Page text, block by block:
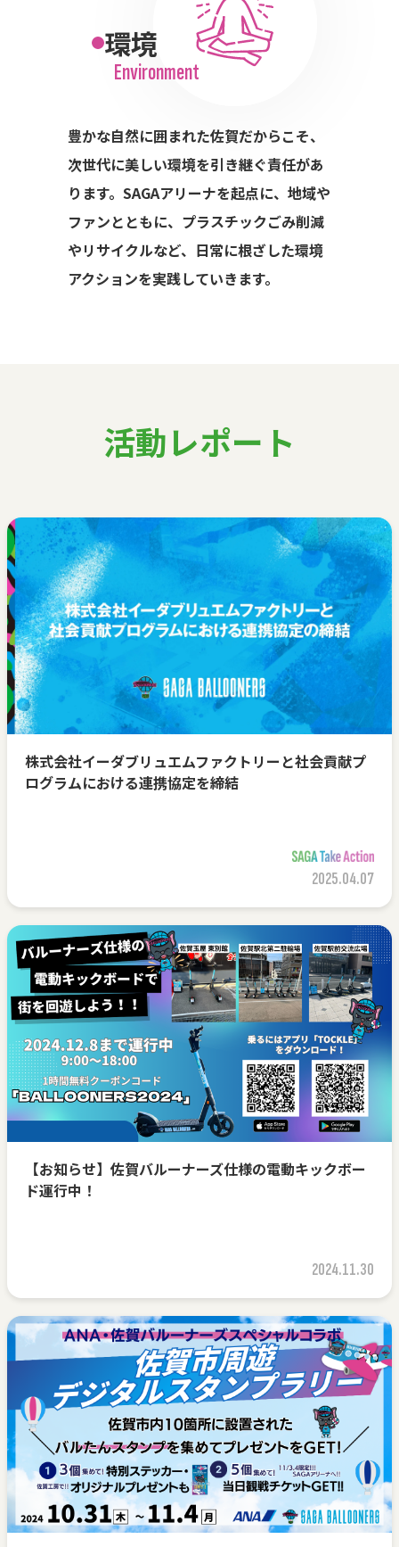
環境
Environment
豊かな自然に囲まれた佐賀だからこそ、
次世代に美しい環境を引き継ぐ責任があ
ります。SAGAアリーナを起点に、地域や
ファンとともに、プラスチックごみ削減
やリサイクルなど、日常に根ざした環境
アクションを実践していきます。
活動レポート
株式会社イーダブリュエムファクトリーと社会貢献プ
ログラムにおける連携協定を締結
2025.04.07
【お知らせ】佐賀バルーナーズ仕様の電動キックボー
ド運行中！
2024.11.30